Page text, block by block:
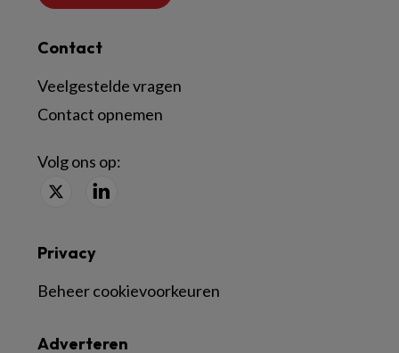
Contact
Veelgestelde vragen
Contact opnemen
Volg ons op:
Adverteren
Privacy
Beheer cookievoorkeuren